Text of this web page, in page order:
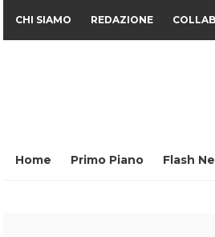
CHI SIAMO REDAZIONE
Home Primo Piano Flash